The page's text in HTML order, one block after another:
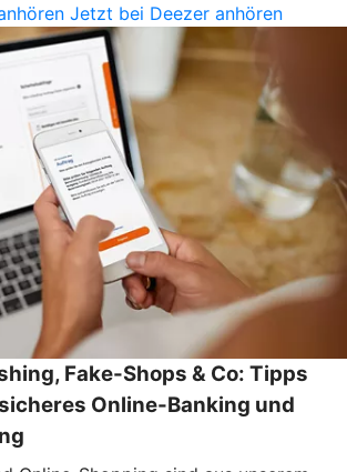
Jetzt bei Deezer anhören
Fake-Shops & Co: Tipps
Online-Banking und